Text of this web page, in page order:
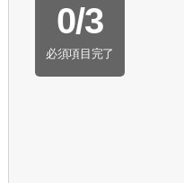
0/3
必須項目完了